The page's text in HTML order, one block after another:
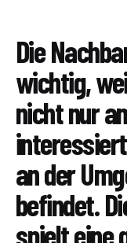
Die
wichtig,
nicht nur
an der
befindet.
spielt eine